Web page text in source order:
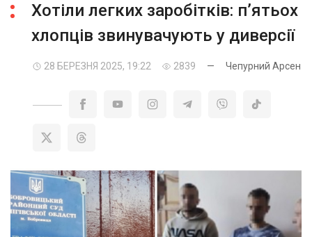
Хотіли легких заробітків: п’ятьох
хлопців звинувачують у диверсії
28 БЕРЕЗНЯ 2025, 19:22 2839 — Чепурний Арсен